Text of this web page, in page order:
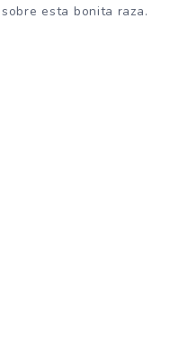
esta bonita raza.